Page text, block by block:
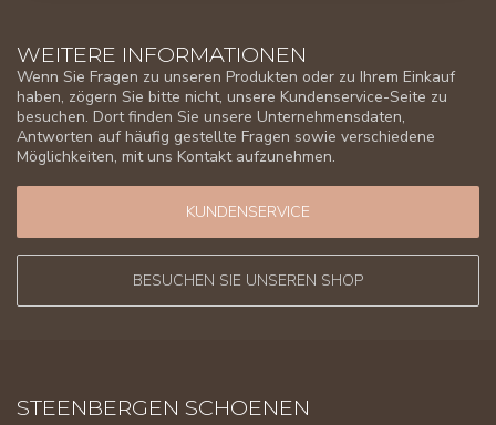
WEITERE INFORMATIONEN
Wenn Sie Fragen zu unseren Produkten oder zu Ihrem Einkauf
haben, zögern Sie bitte nicht, unsere Kundenservice-Seite zu
besuchen. Dort finden Sie unsere Unternehmensdaten,
Antworten auf häufig gestellte Fragen sowie verschiedene
Möglichkeiten, mit uns Kontakt aufzunehmen.
KUNDENSERVICE
BESUCHEN SIE UNSEREN SHOP
STEENBERGEN SCHOENEN